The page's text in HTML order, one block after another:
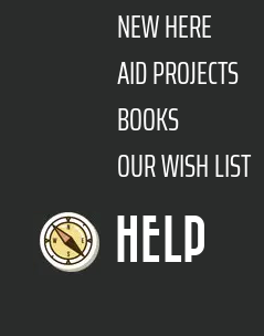
NEW HERE
AID PROJECTS
BOOKS
OUR WISH LIST
HELP